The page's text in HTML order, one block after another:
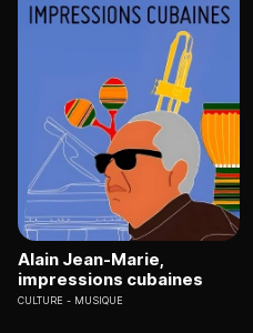
Alain Jean-Marie,
impressions cubaines
CULTURE MUSIQUE